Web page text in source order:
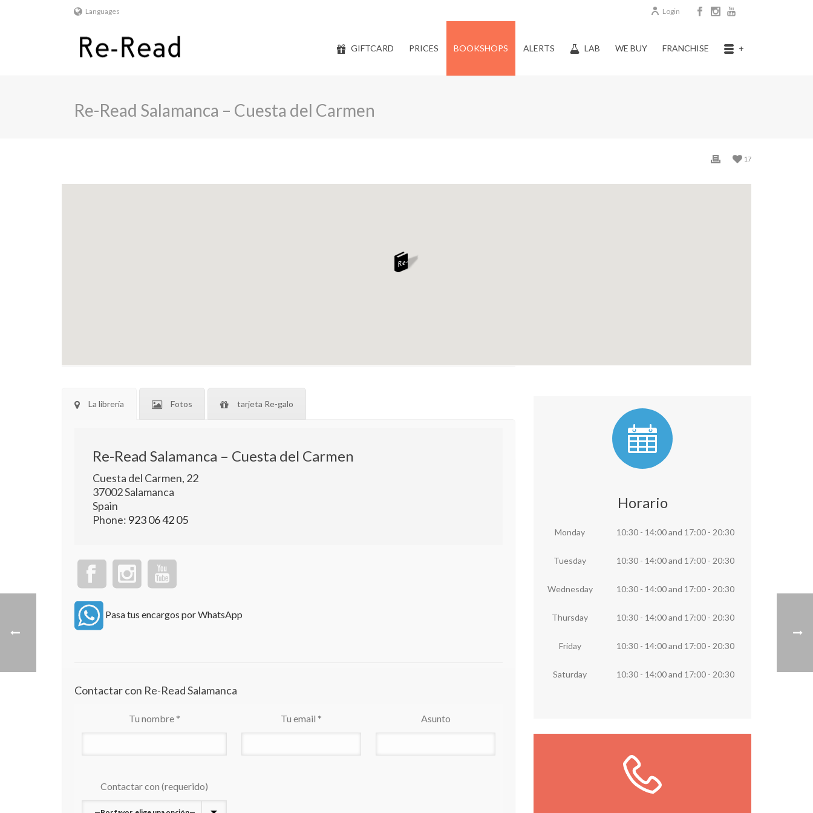
Languages Login
GIFTCARD PRICES BOOKSHOPS ALERTS LAB WE BUY FRANCHISE +
Re-Read Salamanca – Cuesta del Carmen
17
La librería Fotos tarjeta Re-galo
Re-Read Salamanca – Cuesta del Carmen
Cuesta del Carmen, 22
37002Salamanca
Spain
Phone: 923 06 42 05
Pasa tus encargos por WhatsApp
Contactar con Re-Read Salamanca
Tu nombre * Tu email * Asunto
Contactar con (requerido)
Horario
Monday 10:30 - 14:00and 17:00 - 20:30
Tuesday 10:30 - 14:00and 17:00 - 20:30
Wednesday 10:30 - 14:00and 17:00 - 20:30
Thursday 10:30 - 14:00and 17:00 - 20:30
Friday 10:30 - 14:00and 17:00 - 20:30
Saturday 10:30 - 14:00and 17:00 - 20:30
Llámanos ya
Llámanos directamente a la librería o